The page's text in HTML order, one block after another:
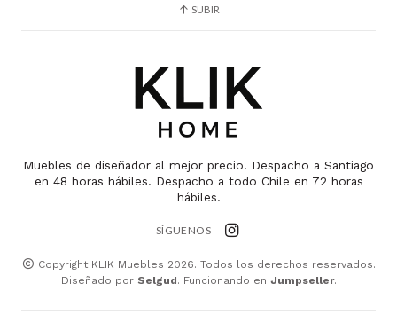
SUBIR
Muebles de diseñador al mejor precio. Despacho a Santiago
en 48 horas hábiles. Despacho a todo Chile en 72 horas
hábiles.
SÍGUENOS
Copyright KLIK Muebles 2026. Todos los derechos reservados.
Diseñado por Selgud. Funcionando en Jumpseller.